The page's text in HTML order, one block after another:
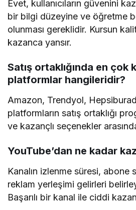
Evet, kullanıcıların güvenini
bir bilgi düzeyine ve öğretme
olunması gereklidir. Kursun
kazanca yansır.
Satış ortaklığında en çok
platformlar hangileridir?
Amazon, Trendyol,
platformların satış ortaklığı
ve kazançlı seçenekler
YouTube’dan ne kadar
Kanalın izlenme süresi, abone
reklam yerleşimi gelirleri
Başarılı bir kanal ile ciddi